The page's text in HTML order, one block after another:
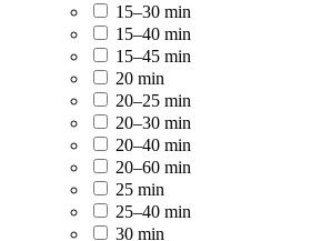
15–30 min
15–40 min
15–45 min
20 min
20–25 min
20–30 min
20–40 min
20–60 min
25 min
25–40 min
30 min